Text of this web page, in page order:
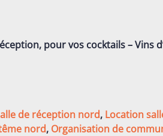
pour vos cocktails – Vins
de réception nord, Location
nord, Organisation de